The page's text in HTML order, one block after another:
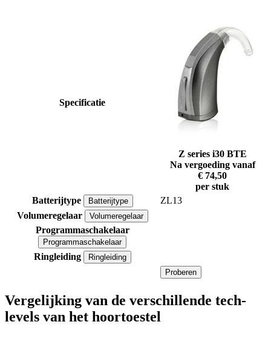
Specificatie
Z series i30 BTE
Na vergoeding vanaf
€ 74,50
per stuk
Batterijtype
Batterijtype
ZL13
Volumeregelaar
Volumeregelaar
Programmaschakelaar
Programmaschakelaar
Ringleiding
Ringleiding
Proberen
Vergelijking van de verschillende tech-
levels van het hoortoestel